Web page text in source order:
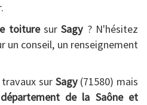
toituresurSagy ? N'hésitez
un conseil, un renseignement
sur Sagy(71580) mais
de la Saône et